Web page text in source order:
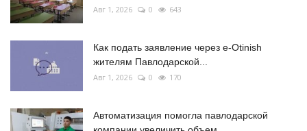
Авг 1, 2026 0 643
Как подать заявление через e-Otinish
жителям Павлодарской...
Авг 1, 2026 0 170
Автоматизация помогла павлодарской